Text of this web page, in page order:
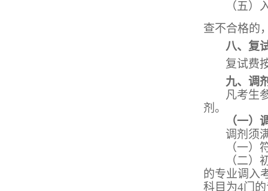
（五）
查不合格的
八、复
复试费
九、调
凡考生
剂。
（一）
调剂须
（一）
（二
的专业调入
科目为4门